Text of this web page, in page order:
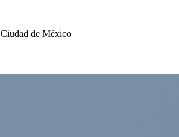
Ciudad de México